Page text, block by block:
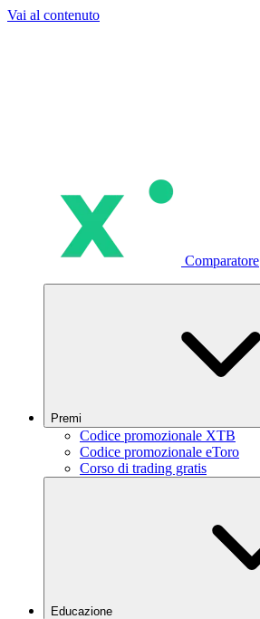
Vai al contenuto
Comparatore
Premi
Codice promozionale XTB
Codice promozionale eToro
Corso di trading gratis
Educazione